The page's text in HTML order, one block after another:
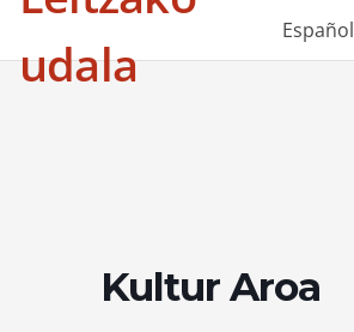
udala
Español
Kultur Aroa